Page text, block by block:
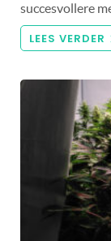
succesvollere
LEES VERDER